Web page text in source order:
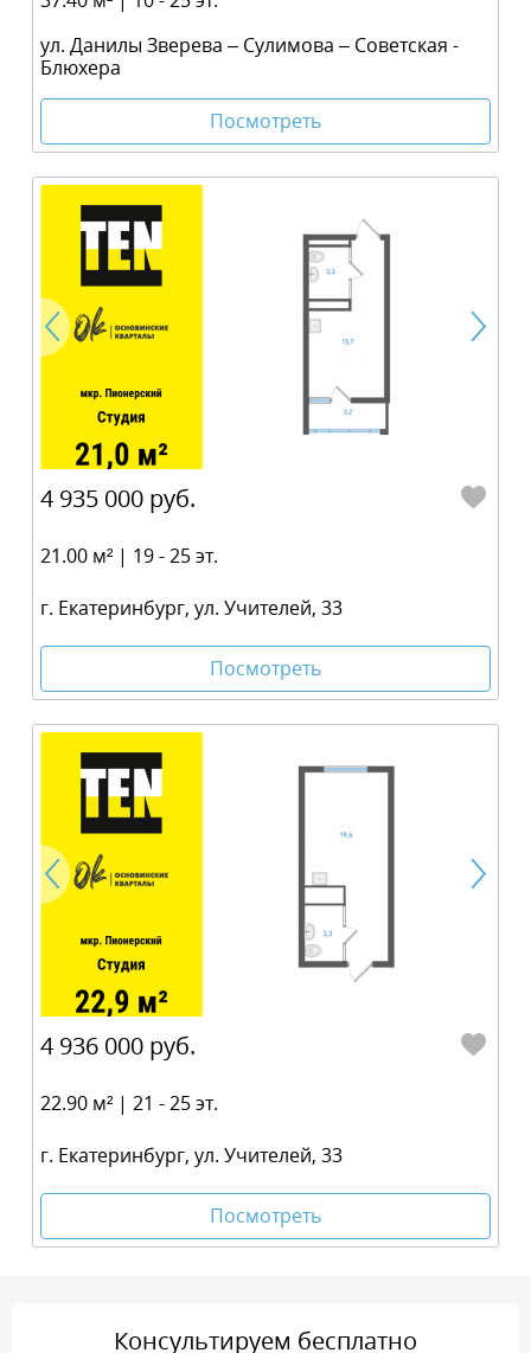
ул. Данилы Зверева – Сулимова – Советская -
Блюхера
Посмотреть
4 935 000 руб.
21.00 м² | 19 - 25 эт.
г. Екатеринбург, ул. Учителей, 33
Посмотреть
4 936 000 руб.
22.90 м² | 21 - 25 эт.
г. Екатеринбург, ул. Учителей, 33
Посмотреть
Консультируем бесплатно